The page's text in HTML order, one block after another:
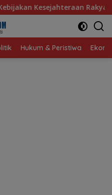
Rakyat Baru 10
Hukum & Peristiwa